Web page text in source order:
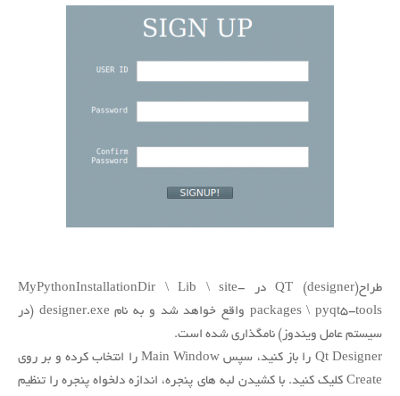
طراح(designer) QT در MyPythonInstallationDir \ Lib \ site-
packages \ pyqt5-tools واقع خواهد شد و به نام designer.exe (در
سیستم عامل ویندوز) نامگذاری شده است.
Qt Designer را باز کنید، سپس Main Window را انتخاب کرده و بر روی
Create کلیک کنید. با کشیدن لبه های پنجره، اندازه دلخواه پنجره را تنظیم